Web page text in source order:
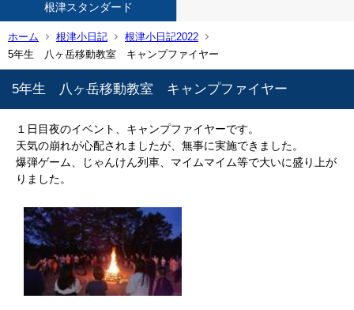
根津スタンダード
ホーム 根津小日記
根津小日記2022
5年生 八ヶ岳移動教室 キャンプファイヤー
5年生 八ヶ岳移動教室 キャンプファイヤー
１日目夜のイベント、キャンプファイヤーです。
天気の崩れが心配されましたが、無事に実施できました。
爆弾ゲーム、じゃんけん列車、マイムマイム等で大いに盛り上が
りました。